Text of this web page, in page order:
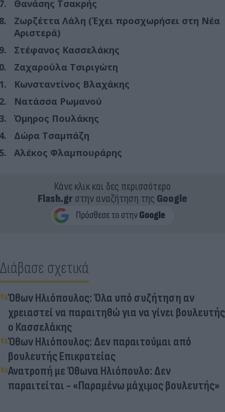
Θανάσης Τσακρής
Ζωρζέττα Λάλη (Έχει προσχωρήσει στη Νέα
Αριστερά)
Στέφανος Κασσελάκης
Ζαχαρούλα Τσιριγώτη
Κωνσταντίνος Βλαχάκης
Νατάσσα Ρωμανού
Όμηρος Πουλάκης
Δώρα Τσαμπάζη
Αλέκος Φλαμπουράρης
Κάνε κλικ και δες περισσότερο
Flash.grστην αναζήτηση της Google
Διάβασε σχετικά
Όθων Ηλιόπουλος: Όλα υπό συζήτηση αν
χρειαστεί να παραιτηθώ για να γίνει βουλευτής
ο Κασσελάκης
Όθων Ηλιόπουλος: Δεν παραιτούμαι από
βουλευτής Επικρατείας
Ανατροπή με Όθωνα Ηλιόπουλο: Δεν
παραιτείται - «Παραμένω μάχιμος βουλευτής»